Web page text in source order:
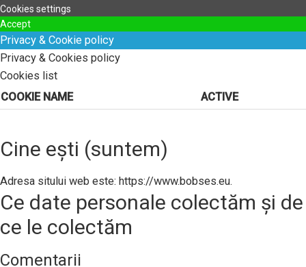
Cookies settings
Accept
Privacy & Cookie policy
Privacy & Cookies policy
Cookies list
COOKIE NAME
ACTIVE
Cine ești (suntem)
Adresa sitului web este: https://www.bobses.eu.
Ce date personale colectăm și de
ce le colectăm
Comentarii